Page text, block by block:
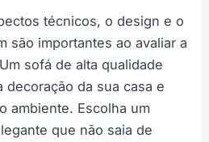
técnicos, o design e o
são importantes ao avaliar a
sofá de alta qualidade
decoração da sua casa e
ambiente. Escolha um
que não saia de